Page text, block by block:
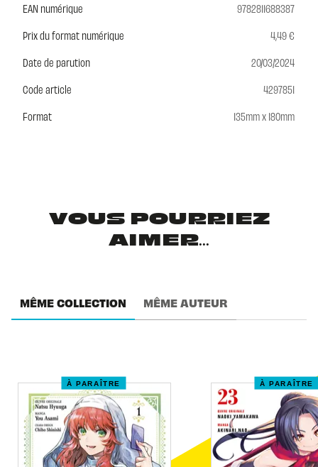
EAN numérique
9782811688387
Prix du format numérique
4,49 €
Date de parution
20/03/2024
Code article
4297851
Format
135mm x 180mm
VOUS POURRIEZ
AIMER...
MÊME COLLECTION MÊME AUTEUR
À PARAÎTRE À PARAÎTRE